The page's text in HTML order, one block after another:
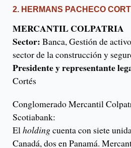
2. HERMANS PACHECO
MERCANTIL COLPATRIA
Sector: Banca, Gestión de
sector de la construcción y
Presidente y representante
Cortés
Conglomerado Mercantil
Scotiabank:
El holdingcuenta con siete
Canadá, dos en Panamá.